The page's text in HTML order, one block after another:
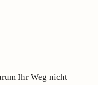
Ihr Weg nicht